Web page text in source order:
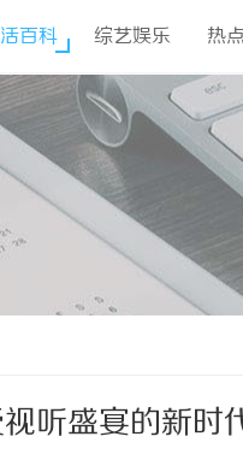
百科 综艺娱乐 热
听盛宴的新时